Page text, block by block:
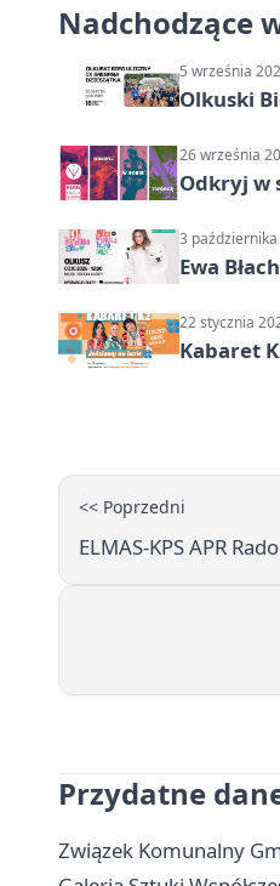
Nadchodzące
5 września
Olkuski
26 września
Odkryj w
3
Ewa
22 stycznia
Kabaret
<< Poprzedni
ELMAS-KPS APR
Przydatne
Związek Komunalny